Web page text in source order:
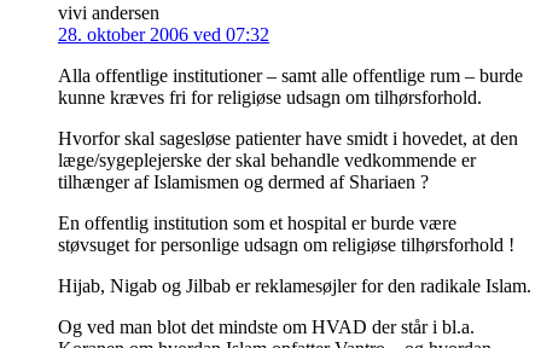
vivi andersen
28. oktober 2006 ved 07:32
Alla offentlige institutioner – samt alle offentlige rum – burde
kunne kræves fri for religiøse udsagn om tilhørsforhold.
Hvorfor skal sagesløse patienter have smidt i hovedet, at den
læge/sygeplejerske der skal behandle vedkommende er
tilhænger af Islamismen og dermed af Shariaen ?
En offentlig institution som et hospital er burde være
støvsuget for personlige udsagn om religiøse tilhørsforhold !
Hijab, Nigab og Jilbab er reklamesøjler for den radikale Islam.
Og ved man blot det mindste om HVAD der står i bl.a.